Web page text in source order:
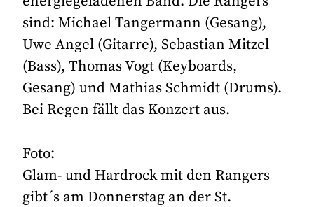
sind: Michael Tangermann (Gesang),
Uwe Angel (Gitarre), Sebastian Mitzel
(Bass), Thomas Vogt (Keyboards,
Gesang) und Mathias Schmidt (Drums).
Bei Regen fällt das Konzert aus.
Foto:
Glam- und Hardrock mit den Rangers
gibt´s am Donnerstag an der St.